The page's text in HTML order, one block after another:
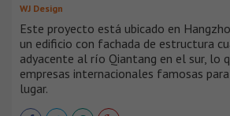
WJ Design
Este proyecto está ubicado en
un edificio con fachada de estructura
adyacente al río Qiantang en el sur, lo
empresas internacionales famosas
lugar.